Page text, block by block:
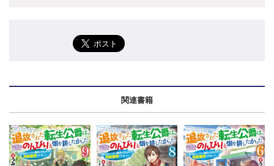
関連書籍